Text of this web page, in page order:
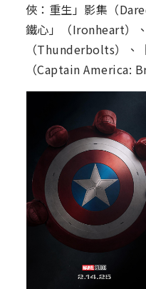
俠：重生」影集（
鐵心」（Ironheart）
（Thunderbolts）、
（Captain America: